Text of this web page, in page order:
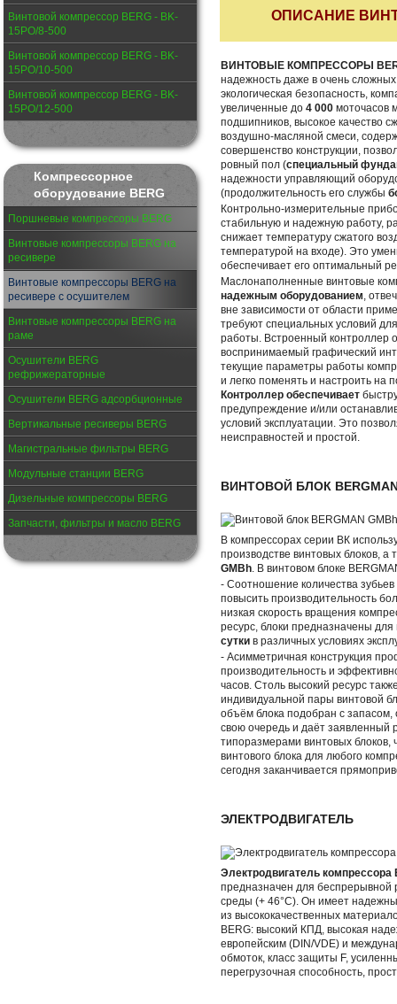
Винтовой компрессор BERG - BK-
15PО/8-500
Винтовой компрессор BERG - BK-
15PО/10-500
Винтовой компрессор BERG - BK-
15PО/12-500
Компрессорное
оборудование BERG
Поршневые компрессоры BERG
Винтовые компрессоры BERG на
ресивере
Винтовые компрессоры BERG на
ресивере с осушителем
Винтовые компрессоры BERG на
раме
Осушители BERG
рефрижераторные
Осушители BERG адсорбционные
Вертикальные ресиверы BERG
Магистральные фильтры BERG
Модульные станции BERG
Дизельные компрессоры BERG
Запчасти, фильтры и масло BERG
ОПИСАНИЕ
ВИНТОВЫЕ КОМПРЕССОРЫ
надежность даже в очень
экологическая безопасность,
увеличенные до 4 000 моточасов
подшипников, высокое качество
воздушно-масляной смеси,
совершенство конструкции,
ровный пол (специальный
надежности управляющий
(продолжительность его службы
Контрольно-измерительные
стабильную и надежную работу,
снижает температуру сжатого
температурой на входе). Это
обеспечивает его оптимальный
Маслонаполненные винтовые
надежным оборудованием ,
вне зависимости от области
требуют специальных условий
работы. Встроенный контроллер
воспринимаемый графический
текущие параметры работы
и легко поменять и настроить на
Контроллер обеспечивает
предупреждение и/или
условий эксплуатации. Это
неисправностей и простой.
ВИНТОВОЙ БЛОК
В компрессорах серии ВК
производстве винтовых блоков, а
GMBh . В винтовом блоке
- Cоотношение количества
повысить производительность
низкая скорость вращения
ресурс, блоки предназначены для
сутки в различных условиях
- Асимметричная конструкция
производительность и
часов. Столь высокий ресурс
индивидуальной пары винтовой
объём блока подобран с
свою очередь и даёт
типоразмерами винтовых блоков,
винтового блока для любого
сегодня заканчивается
ЭЛЕКТРОДВИГАТЕЛЬ
Электродвигатель компрессора
предназначен для
среды (+ 46°С). Он имеет
из высококачественных
BERG: высокий КПД, высокая
европейским (DIN/VDE) и
обмоток, класс защиты F,
перегрузочная способность,